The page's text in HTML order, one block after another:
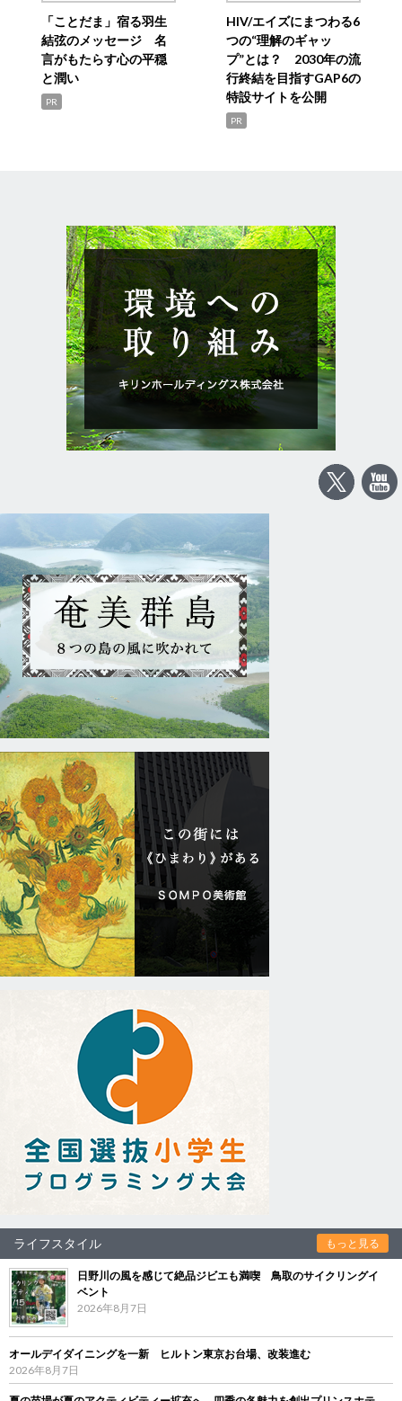
「ことだま」宿る羽生
結弦のメッセージ 名
言がもたらす心の平穏
と潤い
PR
HIV/エイズにまつわる6
つの“理解のギャッ
プ”とは？ 2030年の流
行終結を目指すGAP6の
特設サイトを公開
PR
ライフスタイル もっと見る
日野川の風を感じて絶品ジビエも満喫 鳥取のサイクリングイ
ベント
2026年8月7日
オールデイダイニングを一新 ヒルトン東京お台場、改装進む
2026年8月7日